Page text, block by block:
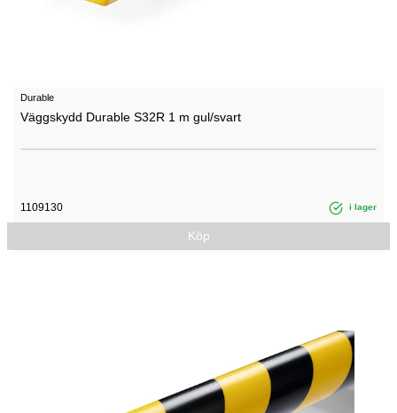
Durable
Väggskydd Durable S32R 1 m gul/svart
1109130 i lager
Köp